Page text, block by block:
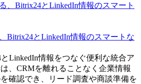
Bitrix24とLinkedIn情報のスマートな
LinkedIn情報をつなぐ便利な統合ア
、CRMを離れることなく企業情報
確認でき、リード調査や商談準備を